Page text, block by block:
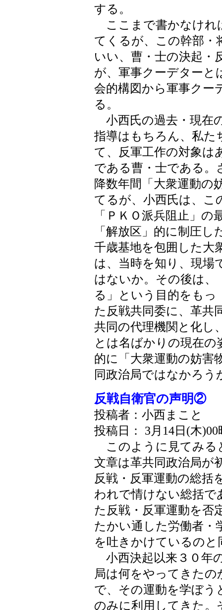
する。
ここまで書かなけれ
てくるが、この幹部・
いい、曹・士の決起・
が、軍事クーデターと
会的構図から軍事クー
る。
小西氏の過去・現在
指導はもちろん、私た
て、反軍工作の対象は
である曹・士である。
降数年間「大衆運動の
てるが、小西氏は、こ
「ＰＫＯ派兵阻止」
「解放区」的に制圧
千歳基地を包囲した大
は、当時を知り、現場
はないか。その後は、
る」という目的をもっ
た反戦共同委に、革共
共同の代理機関と化し
とは名ばかりの現在
的に「大衆運動の妨害
同政治局ではなかろう
反戦自衛官の声明②
投稿者：小西まこと
投稿日： 3月14日(木
このように見てみる
文章は革共同政治局が
反戦・反軍運動の総括
われで情けない総括で
た反戦・反軍運動を否
たかい通した労働者・
を吐きかけているのと
小西決起以来３０年
局は何をやってきた
で、その運動を学ぼう
のみに利用してきた。